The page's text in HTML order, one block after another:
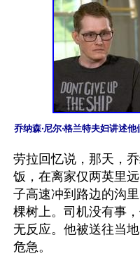
乔纳森‧尼尔‧格兰特夫妇讲述他
劳拉回忆说，那天，
饭，在离家仅两英里
子高速冲到路边的沟
棵树上。司机没有事
无反应。他被送往当
危急。